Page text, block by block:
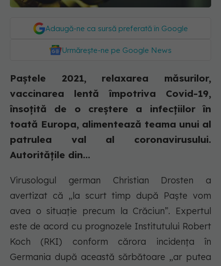
Adaugă-ne ca sursă preferată în Google
Urmărește-ne pe Google News
Paștele 2021, relaxarea măsurilor,
vaccinarea lentă împotriva Covid-19,
însoțită de o creștere a infecțiilor în
toată Europa, alimentează teama unui al
patrulea val al coronavirusului.
Autoritățile din...
Virusologul german Christian Drosten a
avertizat că „la scurt timp după Paște vom
avea o situație precum la Crăciun”. Expertul
este de acord cu prognozele Institutului Robert
Koch (RKI) conform cărora incidența în
Germania după această sărbătoare „ar putea